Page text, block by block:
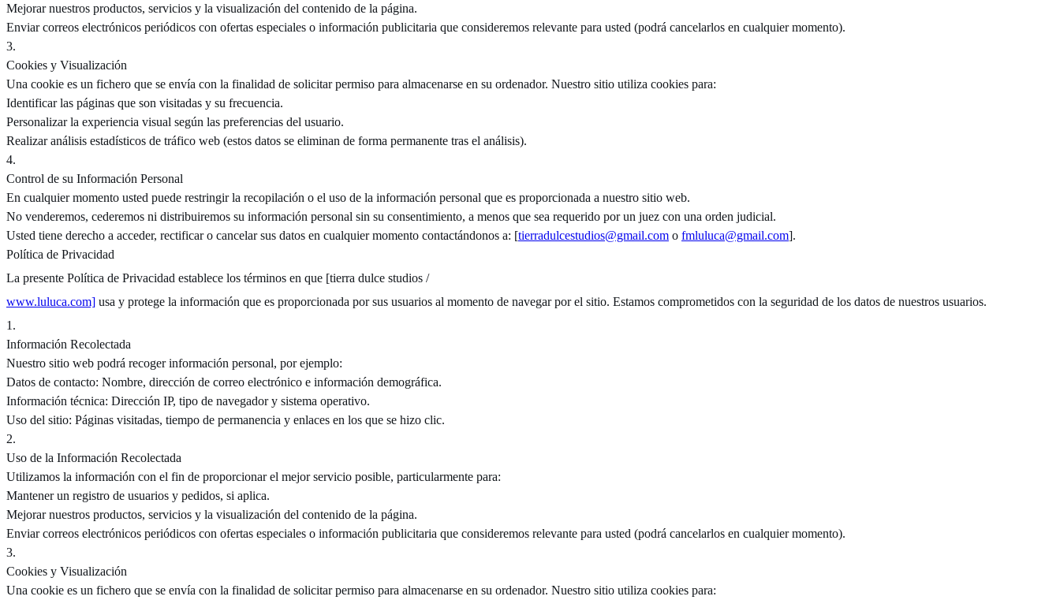
Mejorar nuestros productos, servicios y la visualización del contenido de la página.
Enviar correos electrónicos periódicos con ofertas especiales o información publicitaria que consideremos relevante para usted (podrá cancelarlos en cualquier momento).
3.
Cookies y Visualización
Una cookie es un fichero que se envía con la finalidad de solicitar permiso para almacenarse en su ordenador. Nuestro sitio utiliza cookies para:
Identificar las páginas que son visitadas y su frecuencia.
Personalizar la experiencia visual según las preferencias del usuario.
Realizar análisis estadísticos de tráfico web (estos datos se eliminan de forma permanente tras el análisis).
4.
Control de su Información Personal
En cualquier momento usted puede restringir la recopilación o el uso de la información personal que es proporcionada a nuestro sitio web.
No venderemos, cederemos ni distribuiremos su información personal sin su consentimiento, a menos que sea requerido por un juez con una orden judicial.
Usted tiene derecho a acceder, rectificar o cancelar sus datos en cualquier momento contactándonos a: [tierradulcestudios@gmail.com o fmluluca@gmail.com].
Política de Privacidad
La presente Política de Privacidad establece los términos en que [tierra dulce studios /
www.luluca.com] usa y protege la información que es proporcionada por sus usuarios al momento de navegar por el sitio. Estamos comprometidos con la seguridad de los datos de nuestros usuarios.
1 .
Información Recolectada
Nuestro sitio web podrá recoger información personal, por ejemplo:
Datos de contacto: Nombre, dirección de correo electrónico e información demográfica.
Información técnica: Dirección IP, tipo de navegador y sistema operativo.
Uso del sitio: Páginas visitadas, tiempo de permanencia y enlaces en los que se hizo clic.
2.
Uso de la Información Recolectada
Utilizamos la información con el fin de proporcionar el mejor servicio posible, particularmente para:
Mantener un registro de usuarios y pedidos, si aplica.
Mejorar nuestros productos, servicios y la visualización del contenido de la página.
Enviar correos electrónicos periódicos con ofertas especiales o información publicitaria que consideremos relevante para usted (podrá cancelarlos en cualquier momento).
3.
Cookies y Visualización
Una cookie es un fichero que se envía con la finalidad de solicitar permiso para almacenarse en su ordenador. Nuestro sitio utiliza cookies para: